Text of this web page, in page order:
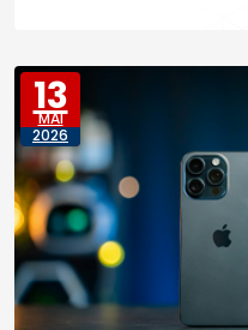
13
MAI
2026